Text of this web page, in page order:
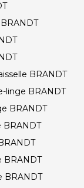
BRANDT
linge BRANDT
BRANDT
BRANDT
BRANDT
BRANDT